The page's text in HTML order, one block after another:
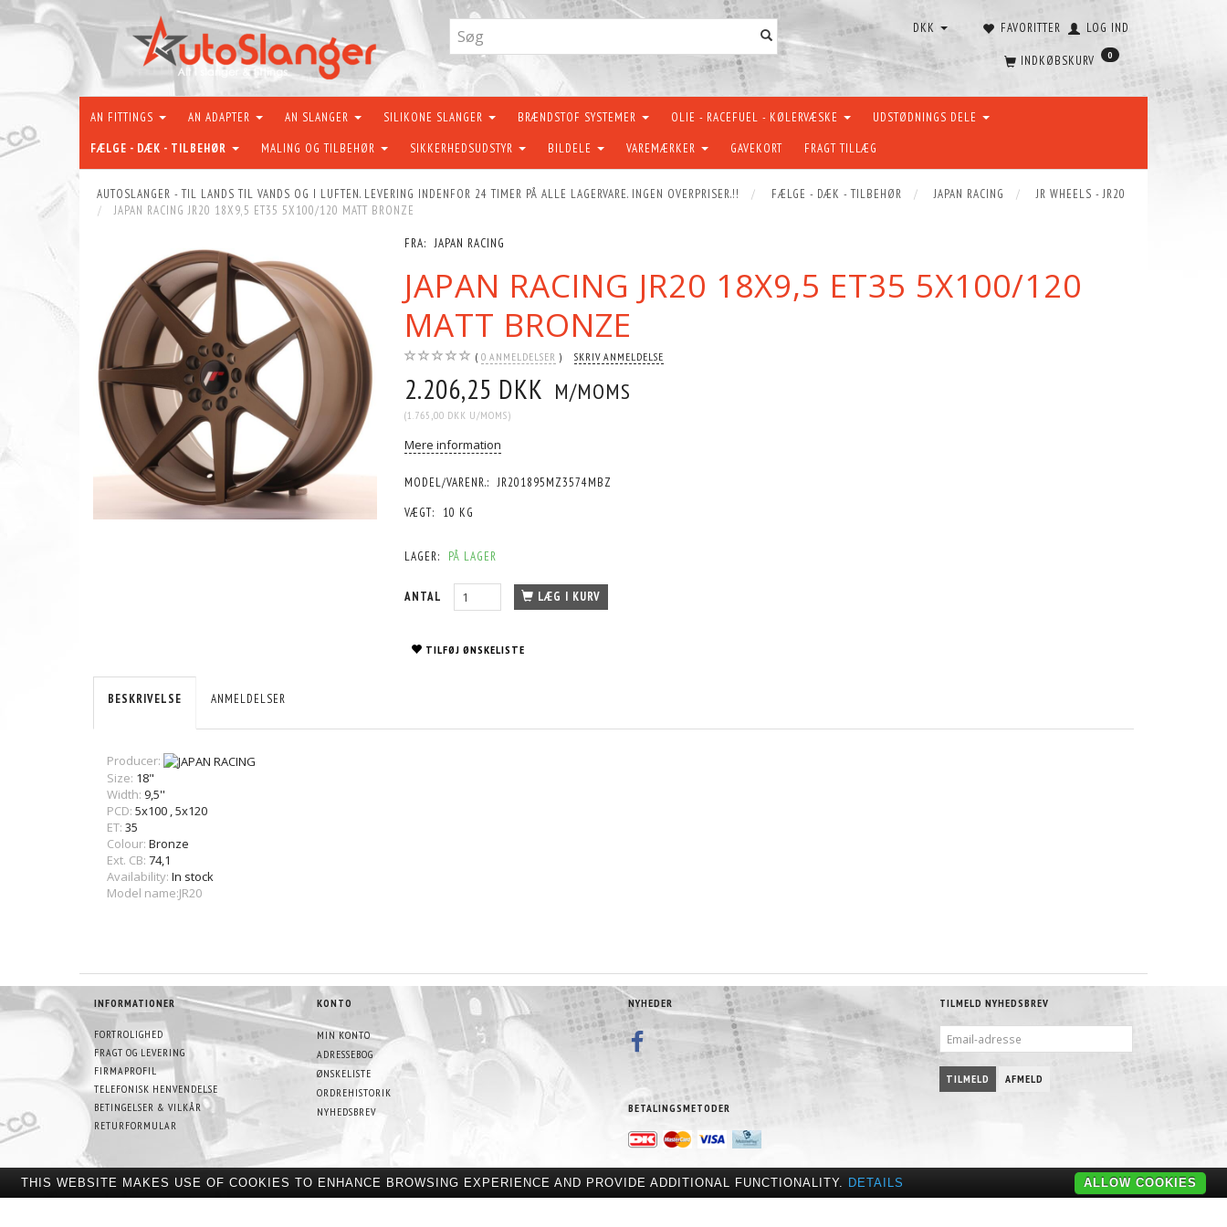
FAVORITTER LOG IND
DKK
INDKØBSKURV 0
AN FITTINGS AN ADAPTER AN SLANGER SILIKONE SLANGER BRÆNDSTOF SYSTEMER OLIE - RACEFUEL - KØLERVÆSKE UDSTØDNINGS DELE
FÆLGE - DÆK - TILBEHØR MALING OG TILBEHØR SIKKERHEDSUDSTYR BILDELE VAREMÆRKER GAVEKORT FRAGT TILLÆG
AUTOSLANGER - TIL LANDS TIL VANDS OG I LUFTEN. LEVERING INDENFOR 24 TIMER PÅ ALLE LAGERVARE. INGEN OVERPRISER.!! FÆLGE - DÆK - TILBEHØR JAPAN RACING
JR WHEELS - JR20
JAPAN RACING JR20 18X9,5 ET35 5X100/120 MATT BRONZE
FRA: JAPAN RACING
JAPAN RACING JR20 18X9,5 ET35 5X100/120
MATT BRONZE
0 ANMELDELSER SKRIV ANMELDELSE
2.206,25 DKK M/MOMS
(1.765,00 DKK U/MOMS)
Mere information
MODEL/VARENR.:
JR201895MZ3574MBZ
VÆGT:
10 KG
LAGER: PÅ LAGER
ANTAL LÆG I KURV
TILFØJ ØNSKELISTE
BESKRIVELSE ANMELDELSER
Producer:
Size: 18"
Width: 9,5''
PCD: 5x100 ,5x120
ET: 35
Colour: Bronze
Ext. CB: 74,1
Availability: In stock
Model name:JR20
INFORMATIONER
FORTROLIGHED
FRAGT OG LEVERING
FIRMAPROFIL
TELEFONISK HENVENDELSE
BETINGELSER & VILKÅR
RETURFORMULAR
KONTO
MIN KONTO
ADRESSEBOG
ØNSKELISTE
ORDREHISTORIK
NYHEDSBREV
NYHEDER
BETALINGSMETODER
TILMELD NYHEDSBREV
ADRESSE
TILMELD AFMELD
THIS WEBSITE MAKES USE OF COOKIES TO ENHANCE BROWSING EXPERIENCE AND PROVIDE ADDITIONAL FUNCTIONALITY. DETAILS ALLOW COOKIES